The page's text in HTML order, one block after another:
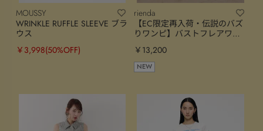
MOUSSY
WRINKLE RUFFLE SLEEVE ブラ
ウス
￥3,998(50%OFF)
rienda
【EC限定再入荷・伝説のバズ
りワンピ】バストフレアワン
￥13,200
NEW